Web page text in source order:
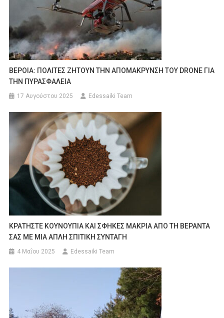
ΒΕΡΟΙΑ: ΠΟΛΙΤΕΣ ΖΗΤΟΥΝ ΤΗΝ ΑΠΟΜΑΚΡΥΝΣΗ ΤΟΥ DRONE ΓΙΑ
ΤΗΝ ΠΥΡΑΣΦΑΛΕΙΑ
17 Αυγούστου 2025 Edessaiki Team
ΚΡΑΤΗΣΤΕ ΚΟΥΝΟΥΠΙΑ ΚΑΙ ΣΦΗΚΕΣ ΜΑΚΡΙΑ ΑΠΟ ΤΗ ΒΕΡΑΝΤΑ
ΣΑΣ ΜΕ ΜΙΑ ΑΠΛΗ ΣΠΙΤΙΚΗ ΣΥΝΤΑΓΗ
4 Μαΐου 2025 Edessaiki Team